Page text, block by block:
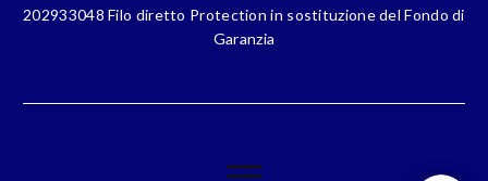
202933048 Filo diretto Protection in sostituzione del Fondo di
Garanzia